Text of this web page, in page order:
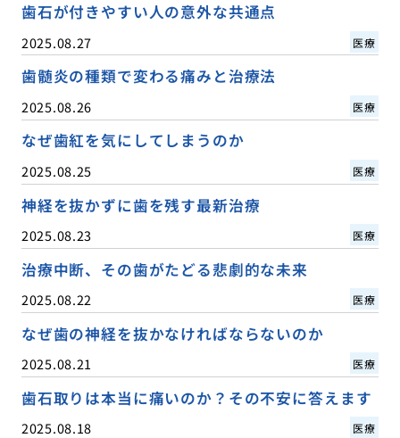
歯石が付きやすい人の意外な共通点
2025.08.27 医療
歯髄炎の種類で変わる痛みと治療法
2025.08.26 医療
なぜ歯紅を気にしてしまうのか
2025.08.25 医療
神経を抜かずに歯を残す最新治療
2025.08.23 医療
治療中断、その歯がたどる悲劇的な未来
2025.08.22 医療
なぜ歯の神経を抜かなければならないのか
2025.08.21 医療
歯石取りは本当に痛いのか？その不安に答えます
2025.08.18 医療